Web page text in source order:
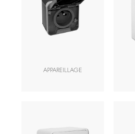
APPAREILLAGE